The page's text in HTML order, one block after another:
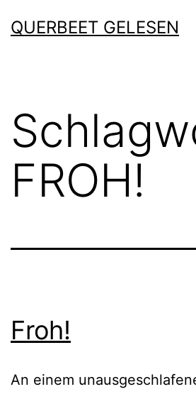
Inhalt
QUERBEET GELESEN
FROH!
Froh!
An einem